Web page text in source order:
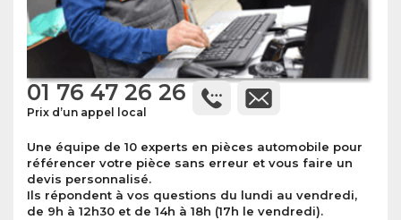
01 76 47 26 26
Prix d’un appel local
Une équipe de 10 experts en pièces automobile pour
référencer votre pièce sans erreur et vous faire un
devis personnalisé.
Ils répondent à vos questions du lundi au vendredi,
de 9h à 12h30 et de 14h à 18h (17h le vendredi).